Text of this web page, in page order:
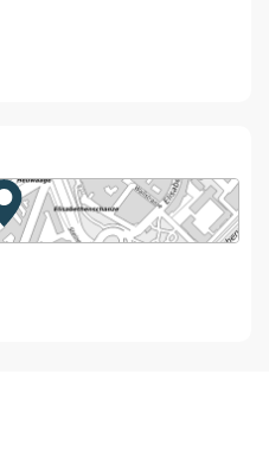
Zur Karte von MapBS.
Externer Link, wird in einem